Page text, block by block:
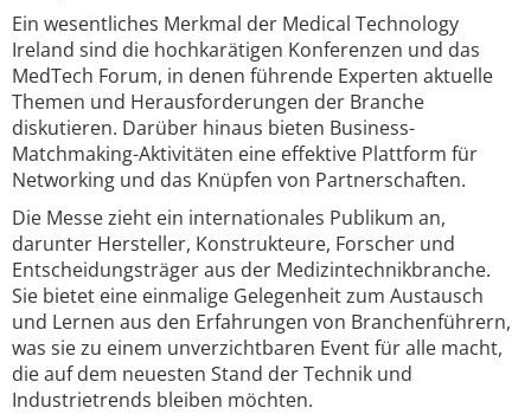
Ein wesentliches Merkmal der Medical Technology
Ireland sind die hochkarätigen Konferenzen und das
MedTech Forum, in denen führende Experten aktuelle
Themen und Herausforderungen der Branche
diskutieren. Darüber hinaus bieten Business-
Matchmaking-Aktivitäten eine effektive Plattform für
Networking und das Knüpfen von Partnerschaften.
Die Messe zieht ein internationales Publikum an,
darunter Hersteller, Konstrukteure, Forscher und
Entscheidungsträger aus der Medizintechnikbranche.
Sie bietet eine einmalige Gelegenheit zum Austausch
und Lernen aus den Erfahrungen von Branchenführern,
was sie zu einem unverzichtbaren Event für alle macht,
die auf dem neuesten Stand der Technik und
Industrietrends bleiben möchten.